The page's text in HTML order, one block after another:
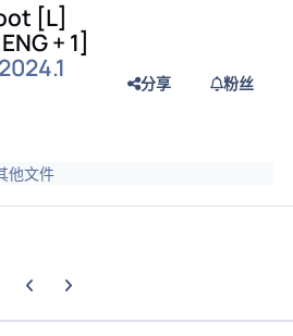
[L]
+ 1]
2024.1
分享 粉丝
他文件
上一张轮播幻灯片
下一张轮播幻灯片